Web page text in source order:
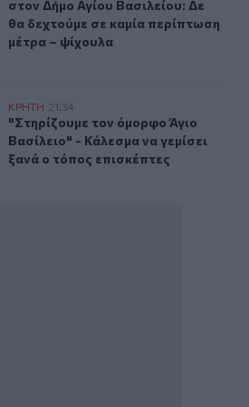
στον Δήμο Αγίου Βασιλείου: Δε
θα δεχτούμε σε καμία περίπτωση
μέτρα – ψίχουλα
Άγιο Βασίλειο" - Κάλεσμα να
ΚΡΗΤΗ 21:34
"Στηρίζουμε τον όμορφο Άγιο
"Στηρίζουμε τον όμορφο Άγιο
Βασίλειο" - Κάλεσμα να γεμίσει
ξανά ο τόπος επισκέπτες